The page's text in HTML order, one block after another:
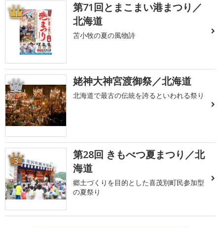
1
第71回とまこまい港まつり／
北海道
苫小牧の夏の風物詩
2 姥神大神宮渡御祭／北海道
北海道で最古の伝統を誇るといわれる祭り
3
第28回 きもべつ夏まつり／北
海道
郷土づくりを目的とした喜茂別町民参加型
の夏祭り